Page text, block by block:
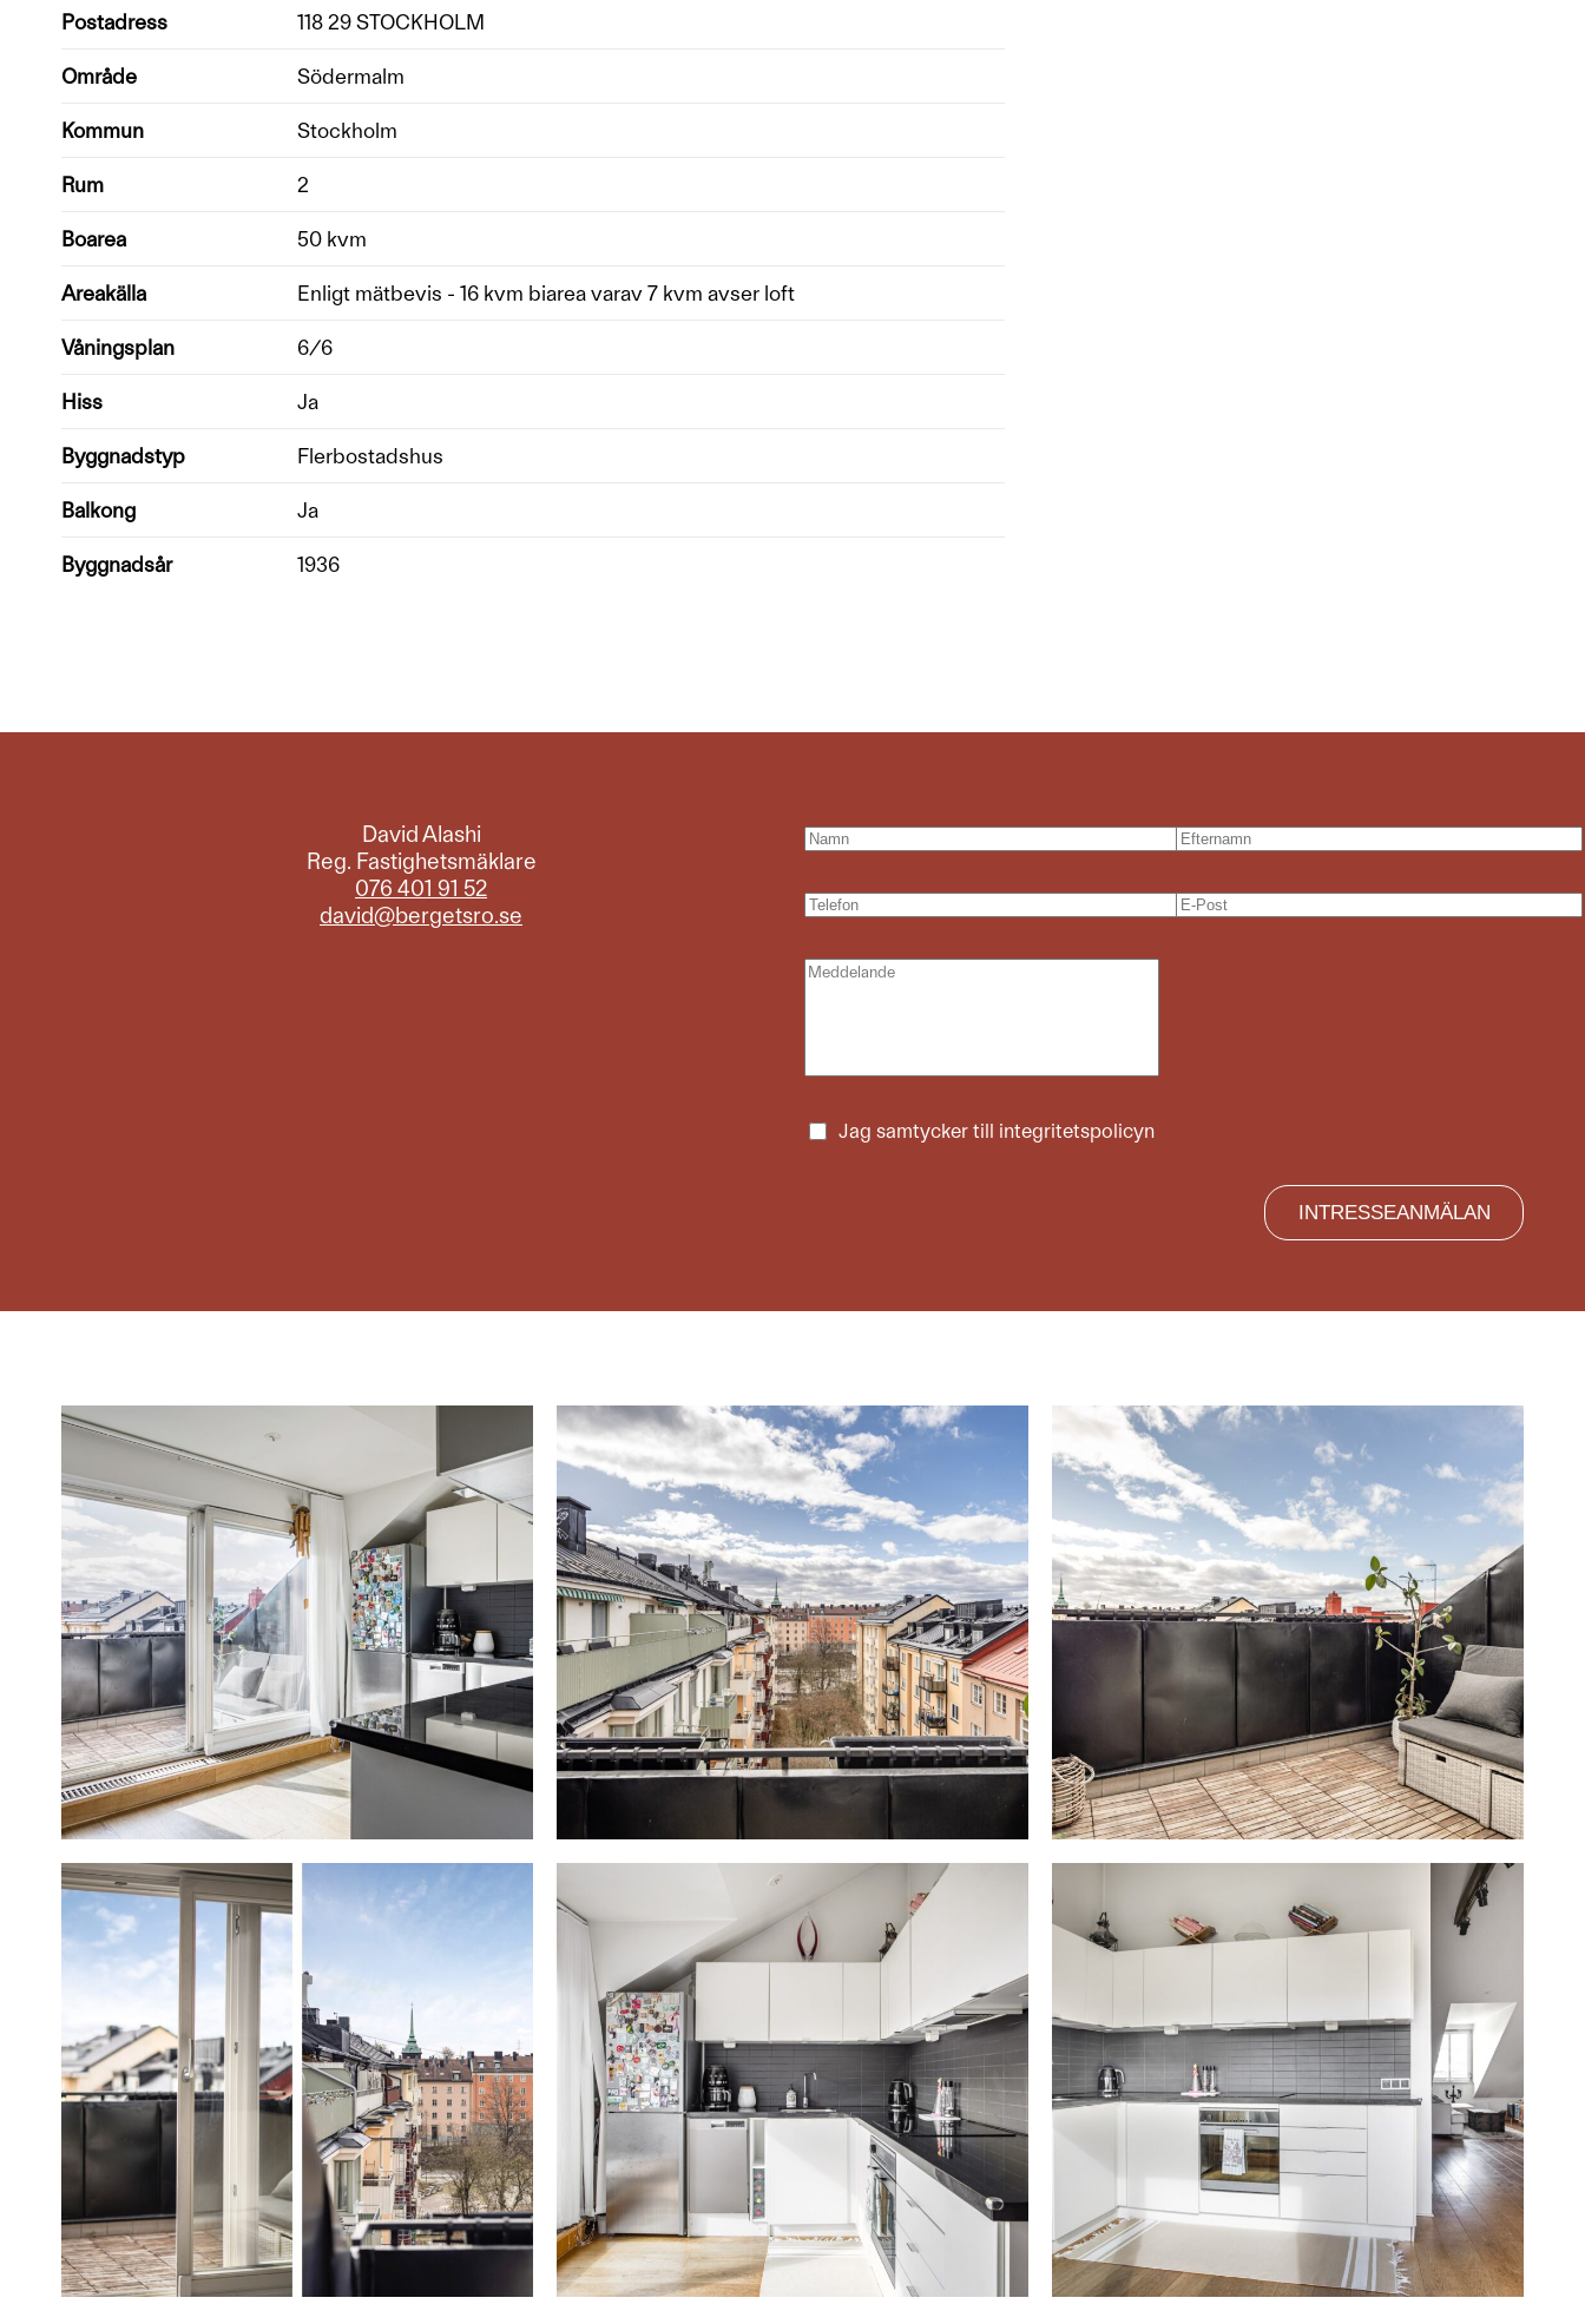
Postadress 118 29 STOCKHOLM
Område Södermalm
Kommun Stockholm
Rum 2
Boarea 50 kvm
Areakälla Enligt mätbevis - 16 kvm biarea varav 7 kvm avser loft
Våningsplan 6/6
Hiss Ja
Byggnadstyp Flerbostadshus
Balkong Ja
Byggnadsår 1936
David Alashi
Reg. Fastighetsmäklare
076 401 91 52
david@bergetsro.se
Jag samtycker till integritetspolicyn